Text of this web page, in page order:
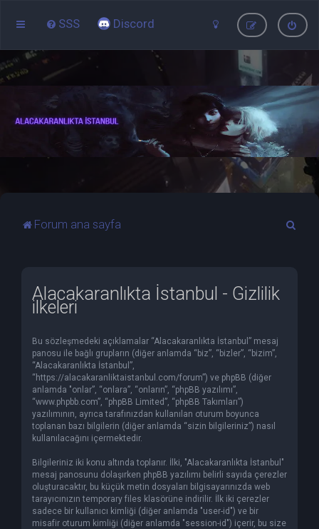
SSS Discord
Forum ana sayfa
Alacakaranlıkta İstanbul - Gizlilik
ilkeleri
Bu sözleşmedeki açıklamalar “Alacakaranlıkta İstanbul” mesaj
panosu ile bağlı grupların (diğer anlamda “biz”, “bizler”, “bizim”,
“Alacakaranlıkta İstanbul”,
“https://alacakaranliktaistanbul.com/forum”) ve phpBB (diğer
anlamda "onlar”, “onlara”, “onların”, “phpBB yazılımı”,
“www.phpbb.com”, “phpBB Limited”, “phpBB Takımları”)
yazılımının, ayrıca tarafınızdan kullanılan oturum boyunca
toplanan bazı bilgilerin (diğer anlamda “sizin bilgileriniz”) nasıl
kullanılacağını içermektedir.
Bilgileriniz iki konu altında toplanır. İlki, "Alacakaranlıkta İstanbul"
mesaj panosunu dolaşırken phpBB yazılımı belirli sayıda çerezler
oluşturacaktır, bu küçük metin dosyaları bilgisayarınızda web
tarayıcınızın temporary files klasörüne indirilir. İlk iki çerezler
sadece bir kullanıcı kimliği (diğer anlamda "user-id") ve bir
misafir oturum kimliği (diğer anlamda "session-id") içerir, bu size